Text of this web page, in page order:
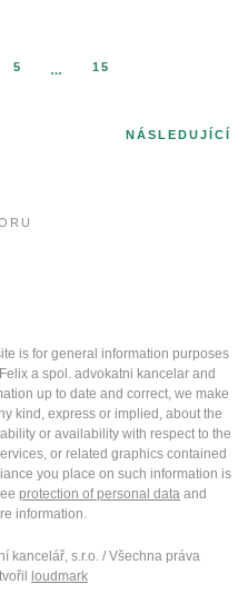
5 … 15
NÁSLEDUJÍCÍ
s.r.o.
is for general information purposes
a spol. advokatni kancelar and
up to date and correct, we make
kind, express or implied, about the
or availability with respect to the
or related graphics contained
you place on such information is
protection of personal data and
information.
kancelář, s.r.o. / Všechna práva
loudmark